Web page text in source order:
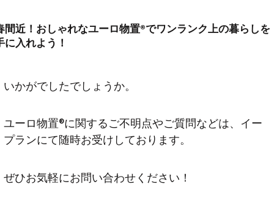
間近！おしゃれなユーロ物置®️でワンランク上の暮らしを
に入れよう！
いかがでしたでしょうか。
ユーロ物置®️に関するご不明点やご質問などは、イー
プランにて随時お受けしております。
ぜひお気軽にお問い合わせください！